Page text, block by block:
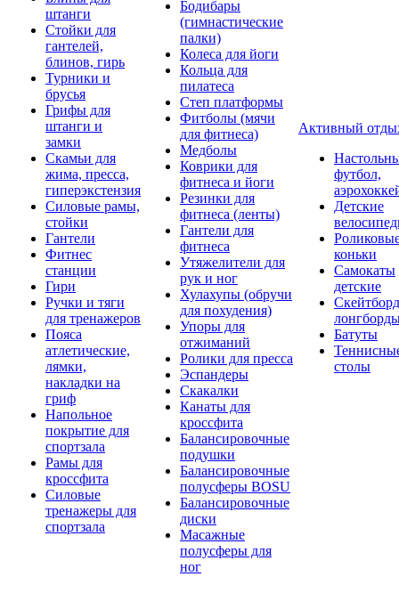
штанги
Стойки для
гантелей,
блинов, гирь
Турники и
брусья
Грифы для
штанги и
замки
Скамьи для
жима, пресса,
гиперэкстензия
Силовые рамы,
стойки
Гантели
Фитнес
станции
Гири
Ручки и тяги
для тренажеров
Пояса
атлетические,
лямки,
накладки на
гриф
Напольное
покрытие для
спортзала
Рамы для
кроссфита
Силовые
тренажеры для
спортзала
Бодибары
(гимнастические
палки)
Колеса для йоги
Кольца для
пилатеса
Степ платформы
Фитболы (мячи
для фитнеса)
Медболы
Коврики для
фитнеса и йоги
Резинки для
фитнеса (ленты)
Гантели для
фитнеса
Утяжелители для
рук и ног
Хулахупы (обручи
для похудения)
Упоры для
отжиманий
Ролики для пресса
Эспандеры
Скакалки
Канаты для
кроссфита
Балансировочные
подушки
Балансировочные
полусферы BOSU
Балансировочные
диски
Масажные
полусферы для
ног
Активный
футбол,
Детские
коньки
Самокаты
детские
Батуты
столы